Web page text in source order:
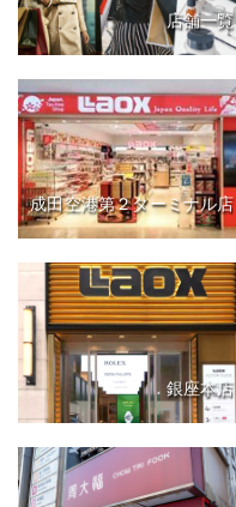
店舗一覧
成田空港第２ターミナル店
銀座本店